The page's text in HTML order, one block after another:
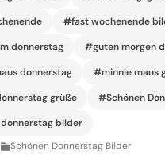
#fast wochenende
donnerstag
#guten morgen
donnerstag
#minnie maus
grüße
#Schönen
bilder
Schönen Donnerstag Bilder